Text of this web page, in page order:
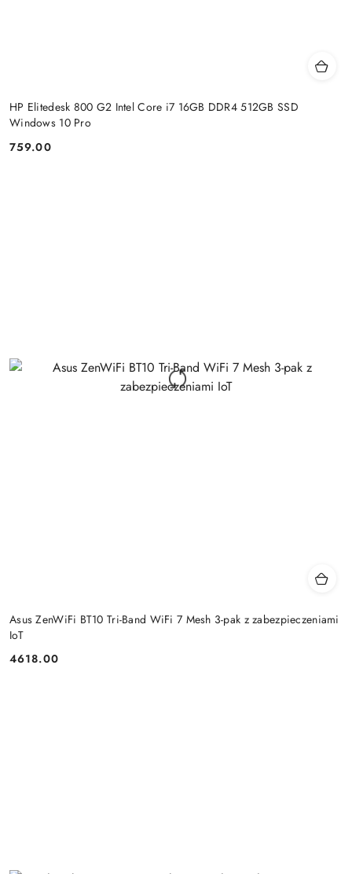
HP Elitedesk 800 G2 Intel Core i7 16GB DDR4 512GB SSD
Windows 10 Pro
Cena:
759.00
Asus ZenWiFi BT10 Tri-Band WiFi 7 Mesh 3-pak z zabezpieczeniami
IoT
Cena:
4618.00